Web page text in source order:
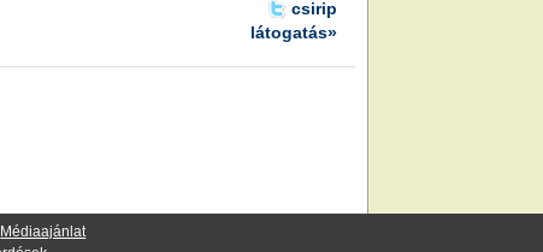
csirip
látogatás»
Médiaajánlat